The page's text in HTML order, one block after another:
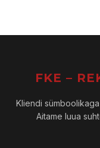
FKE –
Kliendi
Aitame luua